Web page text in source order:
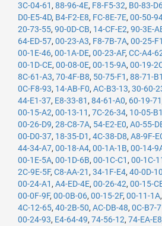
3C-04-61 , 88-96-4E, F8-F5-32, B0-83-
D0-E5-4D, B4-F2-E8, FC-8E-7E, 00-50-
20-73-55, 90-0D-CB, 14-CF-E2, 90-3E-
64-ED-57, 00-23-A3, F8-7B-7A, 00-25-F1
00-1E-46, 00-1A-DE, 00-23-AF, CC-A4-
00-1D-CE, 00-08-0E, 00-15-9A, 00-19-
8C-61-A3, 70-4F-B8, 50-75-F1 , 88-71-B1
0C-F8-93, 14-AB-F0, AC-B3-13, 30-60-
44-E1-37, E8-33-81 , 84-61-A0, 60-19-71
00-15-A2, 00-13-11 , 7C-26-34, 10-05-B1
00-26-D9, 28-C8-7A, 54-E2-E0, A0-55-
00-D0-37, 18-35-D1 , 4C-38-D8, A8-9F-
44-34-A7, 00-18-A4, 00-1A-1B, 00-14-
00-1E-5A, 00-1D-6B, 00-1C-C1 , 00-1C-
2C-9E-5F, C8-AA-21 , 34-1F-E4, 40-0D-10
00-24-A1 , A4-ED-4E, 00-26-42, 00-15-
00-0F-9F, 00-0B-06, 00-15-2F, 00-11-1A,
4C-12-65, 40-2B-50, AC-DB-48, 0C-B7-
00-24-93, E4-64-49, 74-56-12, 74-EA-E8